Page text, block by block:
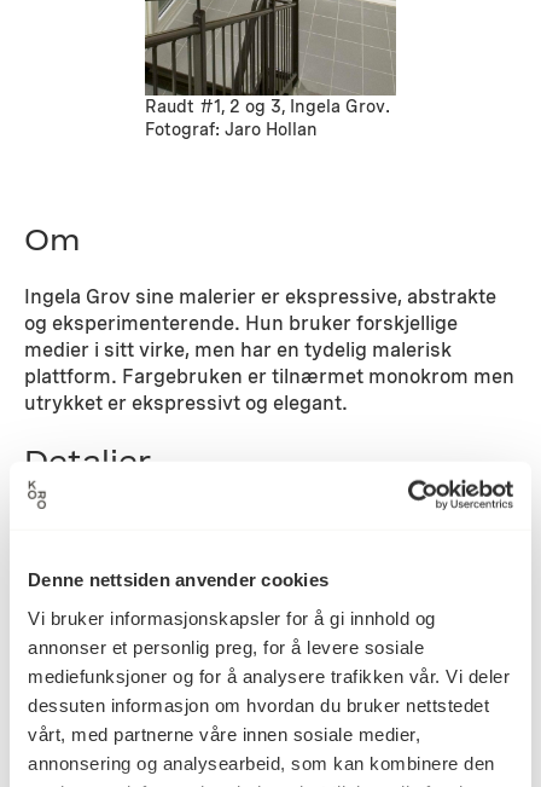
Denne nettsiden anvender cookies
Vi bruker informasjonskapsler for å gi innhold og
annonser et personlig preg, for å levere sosiale
mediefunksjoner og for å analysere trafikken vår. Vi deler
dessuten informasjon om hvordan du bruker nettstedet
vårt, med partnerne våre innen sosiale medier,
annonsering og analysearbeid, som kan kombinere den
Raudt #1, 2 og 3, Ingela Grov.
Fotograf: Jaro Hollan
Om
Ingela Grov sine malerier er ekspressive, abstrakte
og eksperimenterende. Hun bruker forskjellige
medier i sitt virke, men har en tydelig malerisk
plattform. Fargebruken er tilnærmet monokrom men
utrykket er ekspressivt og elegant.
Detaljer
Kunstner Ingela Grov
Maleri, Oljemaling